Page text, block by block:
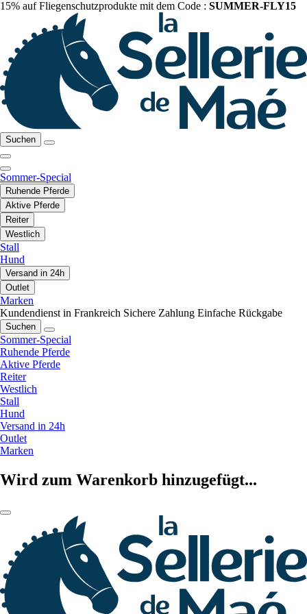
15% auf Fliegenschutzprodukte mit dem Code : SUMMER-FLY15
Suchen
Sommer-Special
Ruhende Pferde
Aktive Pferde
Reiter
Westlich
Stall
Hund
Versand in 24h
Outlet
Marken
Kundendienst in Frankreich Sichere Zahlung Einfache Rückgabe
Suchen
Sommer-Special
Ruhende Pferde
Aktive Pferde
Reiter
Westlich
Stall
Hund
Versand in 24h
Outlet
Marken
Wird zum Warenkorb hinzugefügt...